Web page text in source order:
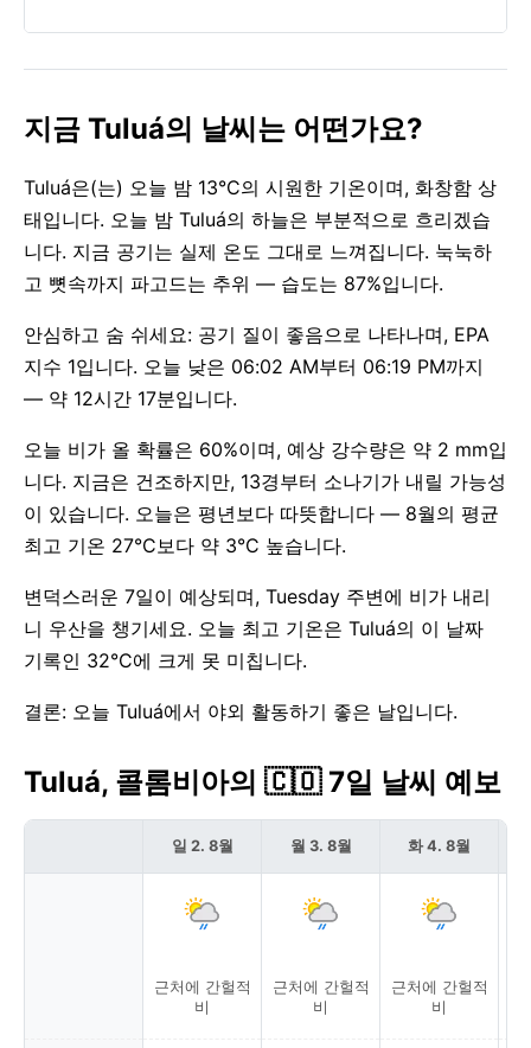
지금 Tuluá의 날씨는 어떤가요?
Tuluá은(는) 오늘 밤 13°C의 시원한 기온이며, 화창함 상
태입니다. 오늘 밤 Tuluá의 하늘은 부분적으로 흐리겠습
니다. 지금 공기는 실제 온도 그대로 느껴집니다. 눅눅하
고 뼛속까지 파고드는 추위 — 습도는 87%입니다.
안심하고 숨 쉬세요: 공기 질이 좋음으로 나타나며, EPA
지수 1입니다. 오늘 낮은 06:02 AM부터 06:19 PM까지
— 약 12시간 17분입니다.
오늘 비가 올 확률은 60%이며, 예상 강수량은 약 2 mm입
니다. 지금은 건조하지만, 13경부터 소나기가 내릴 가능성
이 있습니다. 오늘은 평년보다 따뜻합니다 — 8월의 평균
최고 기온 27°C보다 약 3°C 높습니다.
변덕스러운 7일이 예상되며, Tuesday 주변에 비가 내리
니 우산을 챙기세요. 오늘 최고 기온은 Tuluá의 이 날짜
기록인 32°C에 크게 못 미칩니다.
결론: 오늘 Tuluá에서 야외 활동하기 좋은 날입니다.
Tuluá, 콜롬비아의 🇨🇴 7일 날씨 예보
일 2. 8월
근처에 간헐적
비
월 3. 8월
근처에 간헐적
비
화 4. 8월
근처에 간헐적
비